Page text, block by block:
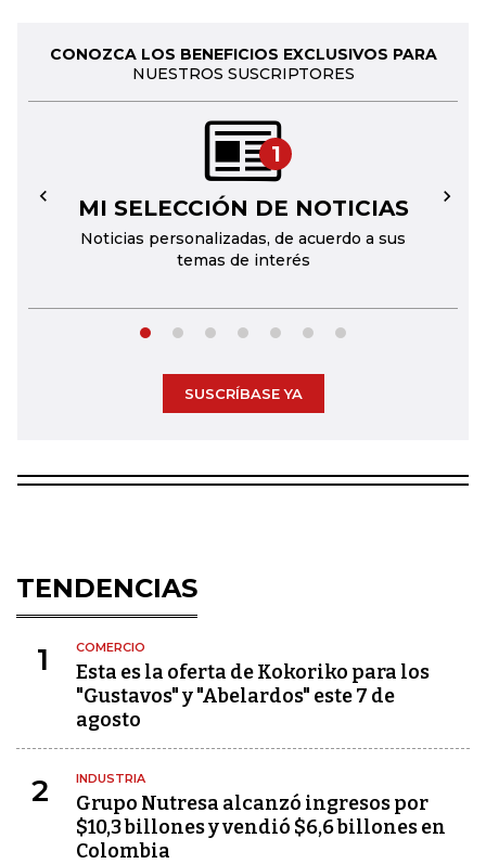
CONOZCA LOS BENEFICIOS EXCLUSIVOS PARA
NUESTROS SUSCRIPTORES
1
MI SELECCIÓN DE NOTICIAS
Noticias personalizadas, de acuerdo a sus
temas de interés
← →
SUSCRÍBASE YA
TENDENCIAS
1 COMERCIO
Esta es la oferta de Kokoriko para los
"Gustavos" y "Abelardos" este 7 de
agosto
2 INDUSTRIA
Grupo Nutresa alcanzó ingresos por
$10,3 billones y vendió $6,6 billones en
Colombia